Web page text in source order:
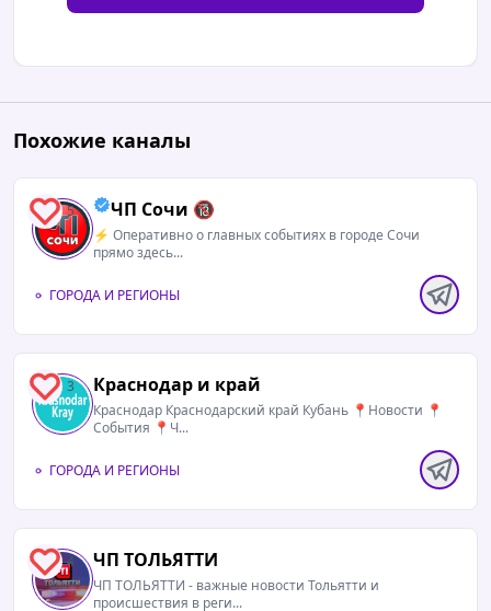
Похожие каналы
5 ЧП Сочи 🔞
⚡️ Оперативно о главных событиях в городе Сочи
прямо здесь...
ГОРОДА И РЕГИОНЫ
3 Краснодар и край
Краснодар Краснодарский край Кубань 📍Новости 📍
События 📍Ч...
ГОРОДА И РЕГИОНЫ
4 ЧП ТОЛЬЯТТИ
ЧП ТОЛЬЯТТИ - важные новости Тольятти и
происшествия в реги...